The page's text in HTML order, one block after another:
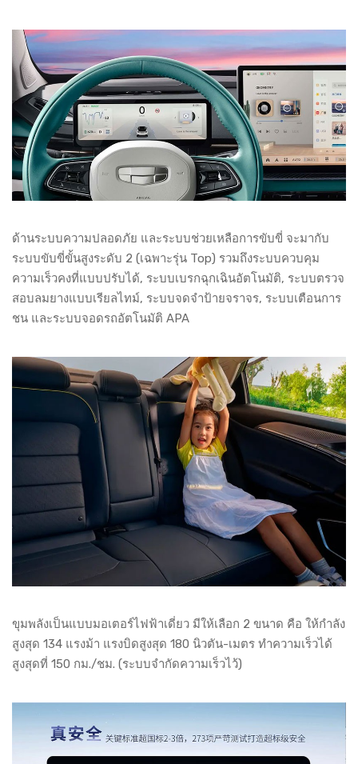
ด้านระบบความปลอดภัย และระบบช่วยเหลือการขับขี่ จะมากับ
ระบบขับขี่ขั้นสูงระดับ 2 (เฉพาะรุ่น Top) รวมถึงระบบควบคุม
ความเร็วคงที่แบบปรับได้, ระบบเบรกฉุกเฉินอัตโนมัติ, ระบบตรวจ
สอบลมยางแบบเรียลไทม์, ระบบจดจำป้ายจราจร, ระบบเตือนการ
ชน และระบบจอดรถอัตโนมัติ APA
ขุมพลังเป็นแบบมอเตอร์ไฟฟ้าเดี่ยว มีให้เลือก 2 ขนาด คือ ให้กำลัง
สูงสุด 134 แรงม้า แรงบิดสูงสุด 180 นิวตัน-เมตร ทำความเร็วได้
สูงสุดที่ 150 กม./ชม. (ระบบจำกัดความเร็วไว้)